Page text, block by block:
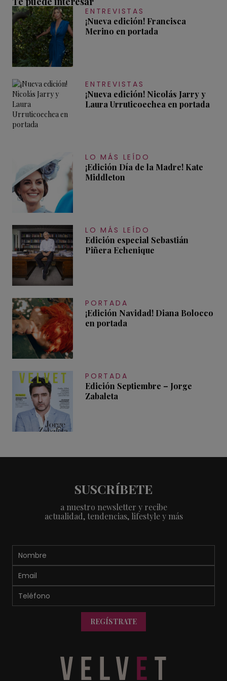
ENTREVISTAS
¡Nueva edición! Francisca
Merino en portada
ENTREVISTAS
¡Nueva edición! Nicolás Jarry y
Laura Urruticoechea en portada
LO MÁS LEÍDO
¡Edición Día de la Madre! Kate
Middleton
LO MÁS LEÍDO
Edición especial Sebastián
Piñera Echenique
PORTADA
¡Edición Navidad! Diana Bolocco
en portada
PORTADA
Edición Septiembre – Jorge
Zabaleta
SUSCRÍBETE
a nuestro newsletter y recibe
actualidad, tendencias, lifestyle y más
REGÍSTRATE